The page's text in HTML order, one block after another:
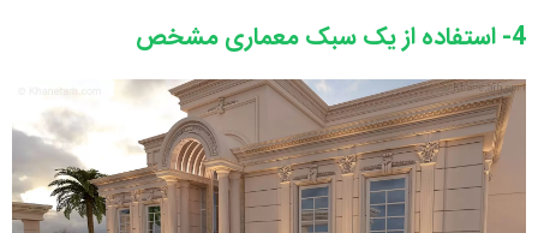
4- استفاده از یک سبک معماری مشخص